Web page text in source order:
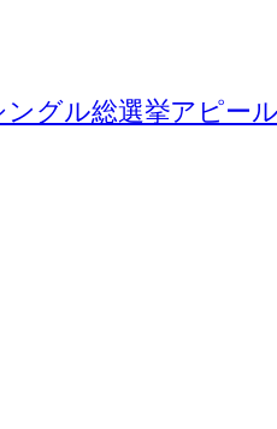
ングル総選挙アピー